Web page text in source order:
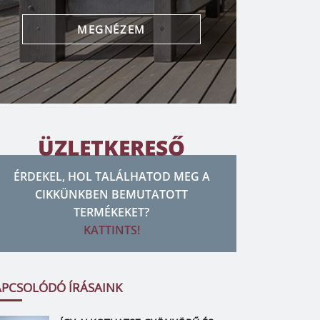
MEGNÉZEM
ÜZLETKERESŐ
ÉRDEKEL, HOL TALÁLHATOD MEG A
CIKKÜNKBEN BEMUTATOTT
TERMÉKEKET?
KATTINTS!
ÍRÁSAINK